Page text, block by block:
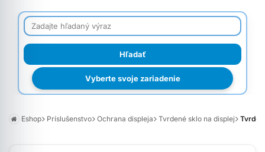
Vyberte svoje zariadenie
Eshop Príslušenstvo Ochrana displeja Tvrdené sklo na displej